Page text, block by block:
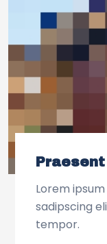
Lorem
sadipscing
tempor.